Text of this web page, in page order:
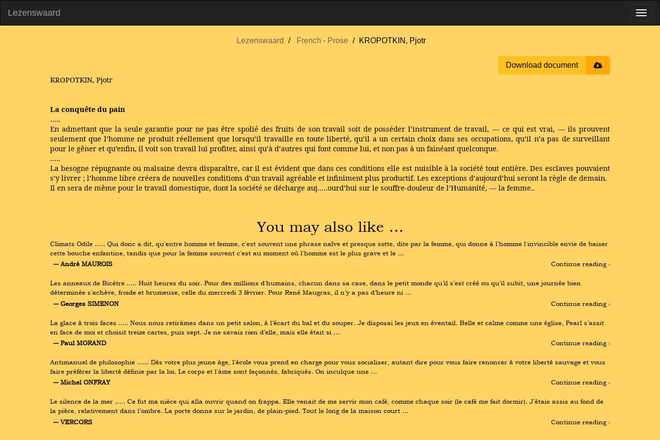
Lezenswaard
Lezenswaard French - Prose KROPOTKIN, Pjotr
Download document
KROPOTKIN, Pjotr
La conquête du pain
…..
En admettant que la seule garantie pour ne pas être spolié des fruits de son travail soit de posséder l’instrument de travail, — ce qui est vrai, — ils prouvent
seulement que l’homme ne produit réellement que lorsqu’il travaille en toute liberté, qu’il a un certain choix dans ses occupations, qu’il n’a pas de surveillant
pour le gêner et qu’enfin, il voit son travail lui profiter, ainsi qu’à d’autres qui font comme lui, et non pas à un fainéant quelconque.
…..
La besogne répugnante ou malsaine devra disparaître, car il est évident que dans ces conditions elle est nuisible à la société tout entière. Des esclaves pouvaient
s’y livrer ; l’homme libre créera de nouvelles conditions d’un travail agréable et infiniment plus productif. Les exceptions d’aujourd’hui seront la règle de demain.
Il en sera de même pour le travail domestique, dont la société se décharge auj…..ourd’hui sur le souffre-douleur de l’Humanité, — la femme..
You may also like …
Climats Odile ….. Qui donc a dit, qu'entre homme et femme, c'est souvent une phrase naïve et presque sotte, dite par la femme, qui donne à l'homme l'invincible envie de baiser
cette bouche enfantine, tandis que pour la femme souvent c'est au moment où l'homme est le plus grave et le …
― André MAUROIS
Continue reading ›
Les anneaux de Bicêtre ..... Huit heures du soir. Pour des millions d’humains, chacun dans sa case, dans le petit monde qu’il s’est créé ou qu’il subit, une journée bien
déterminée s’achève, froide et brumeuse, celle du mercredi 3 février. Pour René Maugras, il n’y a pas d’heure ni …
― Georges SIMENON
Continue reading ›
La glace à trois faces ..... Nous nous retirâmes dans un petit salon, à l’écart du bal et du souper. Je disposai les jeux en éventail. Belle et calme comme une église, Pearl s’assit
en face de moi et choisit treize cartes, puis sept. Je ne savais rien d’elle, mais elle était si …
― Paul MORAND
Continue reading ›
Antimanuel de philosophie ...... Dès votre plus jeune âge, l'école vous prend en charge pour vous socialiser, autant dire pour vous faire renoncer à votre liberté sauvage et vous
faire préférer la liberté définie par la loi. Le corps et l'âme sont façonnés, fabriqués. On inculque une …
― Michel ONFRAY
Continue reading ›
Le silence de la mer ….. Ce fut ma nièce qui alla ouvrir quand on frappa. Elle venait de me servir mon café, comme chaque soir (le café me fait dormir). J’étais assis au fond de
la pièce, relativement dans l’ombre. La porte donne sur le jardin, de plain-pied. Tout le long de la maison court …
― VERCORS
Continue reading ›